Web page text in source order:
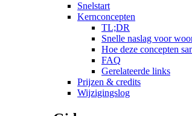
Snelstart
Kernconcepten
TL;DR
Snelle naslag voor
Hoe deze concepten
FAQ
Gerelateerde links
Prijzen & credits
Wijzigingslog